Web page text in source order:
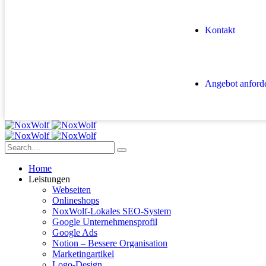
Kontakt
Angebot
Home
Leistungen
Webseiten
Onlineshops
NoxWolf-Lokales SEO-System
Google Unternehmensprofil
Google Ads
Notion – Bessere Organisation
Marketingartikel